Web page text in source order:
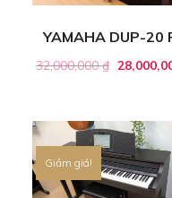
YAMAHA DUP-20
32,000,000₫
Giảm giá!